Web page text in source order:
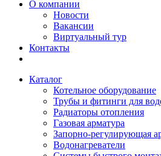
О компании
Новости
Вакансии
Виртуальный тур
Контакты
Каталог
Котельное оборудование
Трубы и фитинги для
Радиаторы отопления
Газовая арматура
Запорно-регулирующая
Водонагреватели